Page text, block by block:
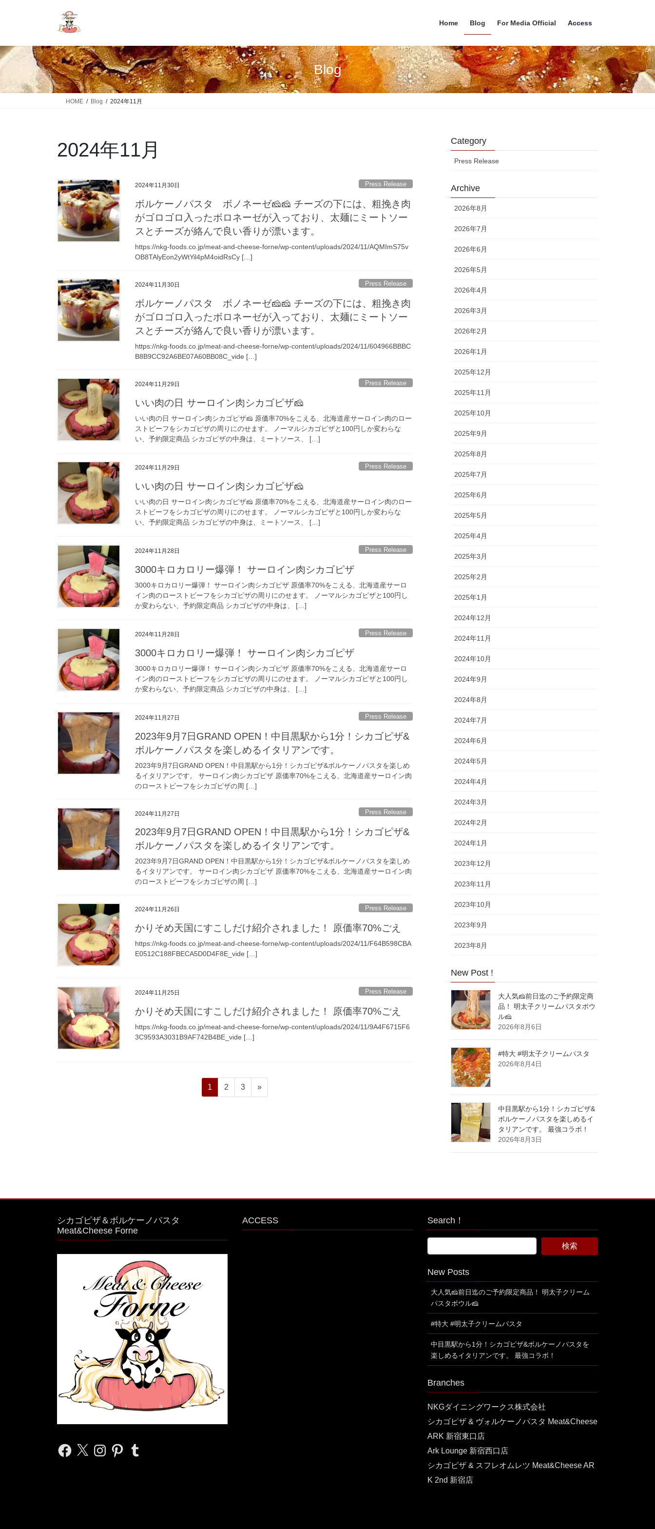
Home Blog For Media Official Access
Blog
HOME Blog 2024年11月
2024年11月
2024年11月30日 Press Release
ボルケーノパスタ ボノネーゼ🧀🧀 チーズの下には、粗挽き肉
がゴロゴロ入ったボロネーゼが入っており、太麺にミートソー
スとチーズが絡んで良い香りが漂います。
https://nkg-foods.co.jp/meat-and-cheese-forne/wp-content/uploads/2024/11/AQMImS75v
OB8TAlyEon2yWtYil4pM4oidRsCy […]
2024年11月30日 Press Release
ボルケーノパスタ ボノネーゼ🧀🧀 チーズの下には、粗挽き肉
がゴロゴロ入ったボロネーゼが入っており、太麺にミートソー
スとチーズが絡んで良い香りが漂います。
https://nkg-foods.co.jp/meat-and-cheese-forne/wp-content/uploads/2024/11/604966BBBC
B8B9CC92A6BE07A60BB08C_vide […]
2024年11月29日 Press Release
いい肉の日 サーロイン肉シカゴピザ🧀
いい肉の日 サーロイン肉シカゴピザ🧀 原価率70%をこえる、北海道産サーロイン肉のロー
ストビーフをシカゴピザの周りにのせます。 ノーマルシカゴピザと100円しか変わらな
い、予約限定商品 シカゴピザの中身は、ミートソース、 […]
2024年11月29日 Press Release
いい肉の日 サーロイン肉シカゴピザ🧀
いい肉の日 サーロイン肉シカゴピザ🧀 原価率70%をこえる、北海道産サーロイン肉のロー
ストビーフをシカゴピザの周りにのせます。 ノーマルシカゴピザと100円しか変わらな
い、予約限定商品 シカゴピザの中身は、ミートソース、 […]
2024年11月28日 Press Release
3000キロカロリー爆弾！ サーロイン肉シカゴピザ
3000キロカロリー爆弾！ サーロイン肉シカゴピザ 原価率70%をこえる、北海道産サーロ
イン肉のローストビーフをシカゴピザの周りにのせます。 ノーマルシカゴピザと100円し
か変わらない、予約限定商品 シカゴピザの中身は、 […]
2024年11月28日 Press Release
3000キロカロリー爆弾！ サーロイン肉シカゴピザ
3000キロカロリー爆弾！ サーロイン肉シカゴピザ 原価率70%をこえる、北海道産サーロ
イン肉のローストビーフをシカゴピザの周りにのせます。 ノーマルシカゴピザと100円し
か変わらない、予約限定商品 シカゴピザの中身は、 […]
2024年11月27日 Press Release
2023年9月7日GRAND OPEN！中目黒駅から1分！シカゴピザ&
ボルケーノパスタを楽しめるイタリアンです。
2023年9月7日GRAND OPEN！中目黒駅から1分！シカゴピザ&ボルケーノパスタを楽しめ
るイタリアンです。 サーロイン肉シカゴピザ 原価率70%をこえる、北海道産サーロイン肉
のローストビーフをシカゴピザの周 […]
2024年11月27日 Press Release
2023年9月7日GRAND OPEN！中目黒駅から1分！シカゴピザ&
ボルケーノパスタを楽しめるイタリアンです。
2023年9月7日GRAND OPEN！中目黒駅から1分！シカゴピザ&ボルケーノパスタを楽しめ
るイタリアンです。 サーロイン肉シカゴピザ 原価率70%をこえる、北海道産サーロイン肉
のローストビーフをシカゴピザの周 […]
2024年11月26日 Press Release
かりそめ天国にすこしだけ紹介されました！ 原価率70%ごえ️
https://nkg-foods.co.jp/meat-and-cheese-forne/wp-content/uploads/2024/11/F64B598CBA
E0512C188FBECA5D0D4F8E_vide […]
2024年11月25日 Press Release
かりそめ天国にすこしだけ紹介されました！ 原価率70%ごえ️
https://nkg-foods.co.jp/meat-and-cheese-forne/wp-content/uploads/2024/11/9A4F6715F6
3C9593A3031B9AF742B4BE_vide […]
り
ペ
ー
1
ペ
ー
2
ペ
ー
3 »
Category
Press Release
Archive
2026年8月
2026年7月
2026年6月
2026年5月
2026年4月
2026年3月
2026年2月
2026年1月
2025年12月
2025年11月
2025年10月
2025年9月
2025年8月
2025年7月
2025年6月
2025年5月
2025年4月
2025年3月
2025年2月
2025年1月
2024年12月
2024年11月
2024年10月
2024年9月
2024年8月
2024年7月
2024年6月
2024年5月
2024年4月
2024年3月
2024年2月
2024年1月
2023年12月
2023年11月
2023年10月
2023年9月
2023年8月
New Post !
大人気🧀前日迄のご予約限定商
品！ 明太子クリームパスタボウ
ル🧀
2026年8月6日
#特大 #明太子クリームパスタ
2026年8月4日
中目黒駅から1分！シカゴピザ&
ボルケーノパスタを楽しめるイ
タリアンです。 最強コラボ！
2026年8月3日
シカゴピザ＆ボルケーノパスタ
Meat&Cheese Forne
Facebook
X InstagramPinterestTumblr
ACCESS Search！
New Posts
大人気🧀前日迄のご予約限定商品！ 明太子クリーム
パスタボウル🧀
#特大 #明太子クリームパスタ
中目黒駅から1分！シカゴピザ&ボルケーノパスタを
楽しめるイタリアンです。 最強コラボ！
Branches
NKGダイニングワークス株式会社
シカゴピザ & ヴォルケーノパスタ Meat&Cheese
ARK 新宿東口店
Ark Lounge 新宿西口店
シカゴピザ & スフレオムレツ Meat&Cheese AR
K 2nd 新宿店